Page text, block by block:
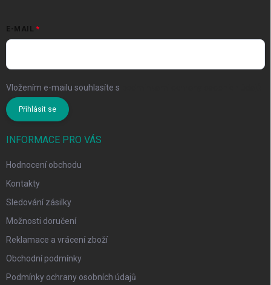
E-MAIL
Vložením e-mailu souhlasíte s
Přihlásit se
INFORMACE PRO VÁS
Hodnocení obchodu
Kontakty
Sledování zásilky
Možnosti doručení
Reklamace a vrácení zboží
Obchodní podmínky
Podmínky ochrany osobních údajů